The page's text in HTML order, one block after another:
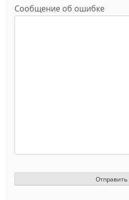
Сообщение об ошибке